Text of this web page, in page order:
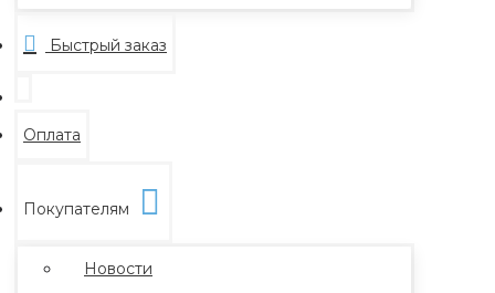
Быстрый заказ
Оплата
Покупателям
Новости